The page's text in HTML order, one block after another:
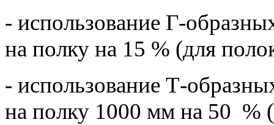
- использование Г-
на полку на 15 % (для
- использование Т-
на полку 1000 мм на 50 %